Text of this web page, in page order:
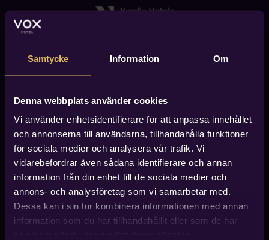
Samtycke Information Om
Denna webbplats använder cookies
Vi använder enhetsidentifierare för att anpassa innehållet
och annonserna till användarna, tillhandahålla funktioner
för sociala medier och analysera vår trafik. Vi
vidarebefordrar även sådana identifierare och annan
information från din enhet till de sociala medier och
annons- och analysföretag som vi samarbetar med.
Dessa kan i sin tur kombinera informationen med annan
information som du har tillhandahållit eller som de har
Hitta till Vox Hotel